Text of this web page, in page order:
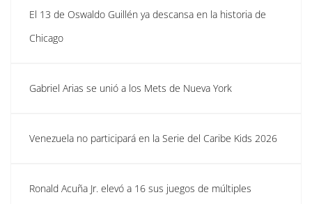
El 13 de Oswaldo Guillén ya descansa en la historia de
Chicago
Gabriel Arias se unió a los Mets de Nueva York
Venezuela no participará en la Serie del Caribe Kids 2026
Ronald Acuña Jr. elevó a 16 sus juegos de múltiples